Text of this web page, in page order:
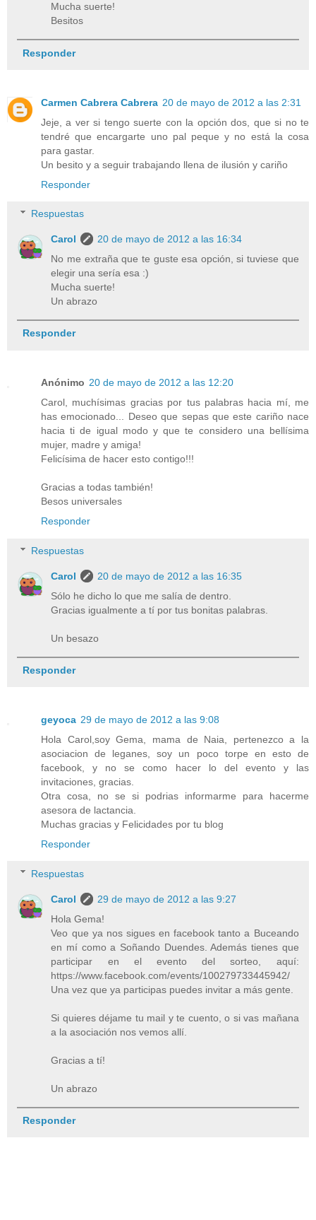
Mucha suerte!
Besitos
Responder
Carmen Cabrera Cabrera 20 de mayo de 2012 a las 2:31
Jeje, a ver si tengo suerte con la opción dos, que si no te
tendré que encargarte uno pal peque y no está la cosa
para gastar.
Un besito y a seguir trabajando llena de ilusión y cariño
Responder
Respuestas
Carol
20 de mayo de 2012 a las 16:34
No me extraña que te guste esa opción, si tuviese que
elegir una sería esa :)
Mucha suerte!
Un abrazo
Responder
Anónimo 20 de mayo de 2012 a las 12:20
Carol, muchísimas gracias por tus palabras hacia mí, me
has emocionado... Deseo que sepas que este cariño nace
hacia ti de igual modo y que te considero una bellísima
mujer, madre y amiga!
Felicísima de hacer esto contigo!!!
Gracias a todas también!
Besos universales
Responder
Respuestas
Carol
20 de mayo de 2012 a las 16:35
Sólo he dicho lo que me salía de dentro.
Gracias igualmente a tí por tus bonitas palabras.
Un besazo
Responder
geyoca 29 de mayo de 2012 a las 9:08
Hola Carol,soy Gema, mama de Naia, pertenezco a la
asociacion de leganes, soy un poco torpe en esto de
facebook, y no se como hacer lo del evento y las
invitaciones, gracias.
Otra cosa, no se si podrias informarme para hacerme
asesora de lactancia.
Muchas gracias y Felicidades por tu blog
Responder
Respuestas
Carol
29 de mayo de 2012 a las 9:27
Hola Gema!
Veo que ya nos sigues en facebook tanto a Buceando
en mí como a Soñando Duendes. Además tienes que
participar en el evento del sorteo, aquí:
https://www.facebook.com/events/100279733445942/
Una vez que ya participas puedes invitar a más gente.
Si quieres déjame tu mail y te cuento, o si vas mañana
a la asociación nos vemos allí.
Gracias a tí!
Un abrazo
Responder